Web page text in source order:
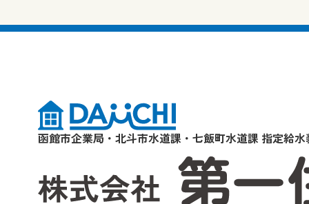
函館市企業局・北斗市水道課・七飯町水道課 指定給